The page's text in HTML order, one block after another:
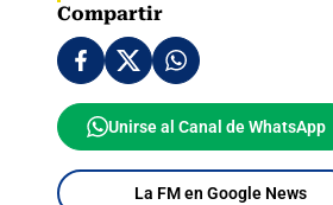
Compartir
Unirse al Canal de WhatsApp
La FM en Google News